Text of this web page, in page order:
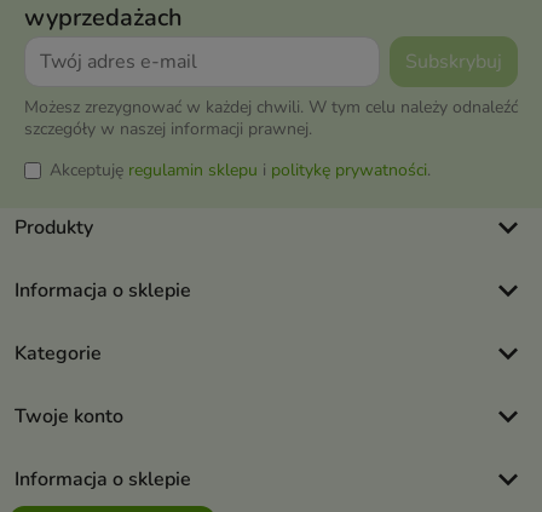
wyprzedażach
Możesz zrezygnować w każdej chwili. W tym celu należy odnaleźć
szczegóły w naszej informacji prawnej.
Akceptuję regulamin sklepu i politykę prywatności.
Produkty keyboard_arrow_down
Informacja o sklepie keyboard_arrow_down
Kategorie keyboard_arrow_down
Twoje konto keyboard_arrow_down
Informacja o sklepie keyboard_arrow_down